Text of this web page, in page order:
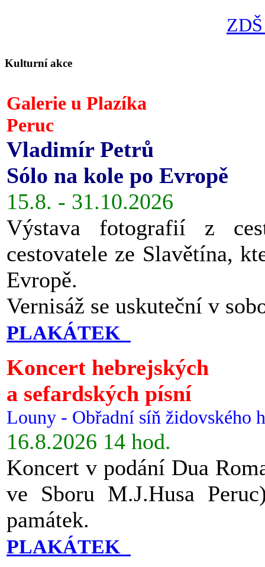
Kulturní akce
Galerie u Plazíka
Peruc
Vladimír Petrů
Sólo na kole po Evropě
15.8. - 31.10.2026
Výstava fotografií z
cestovatele ze Slavětína,
Evropě.
Vernisáž se uskuteční v
PLAKÁTEK
Koncert hebrejských
a sefardských písní
Louny - Obřadní síň židovského
16.8.2026 14 hod.
Koncert v podání Dua
ve Sboru M.J.Husa
památek.
PLAKÁTEK